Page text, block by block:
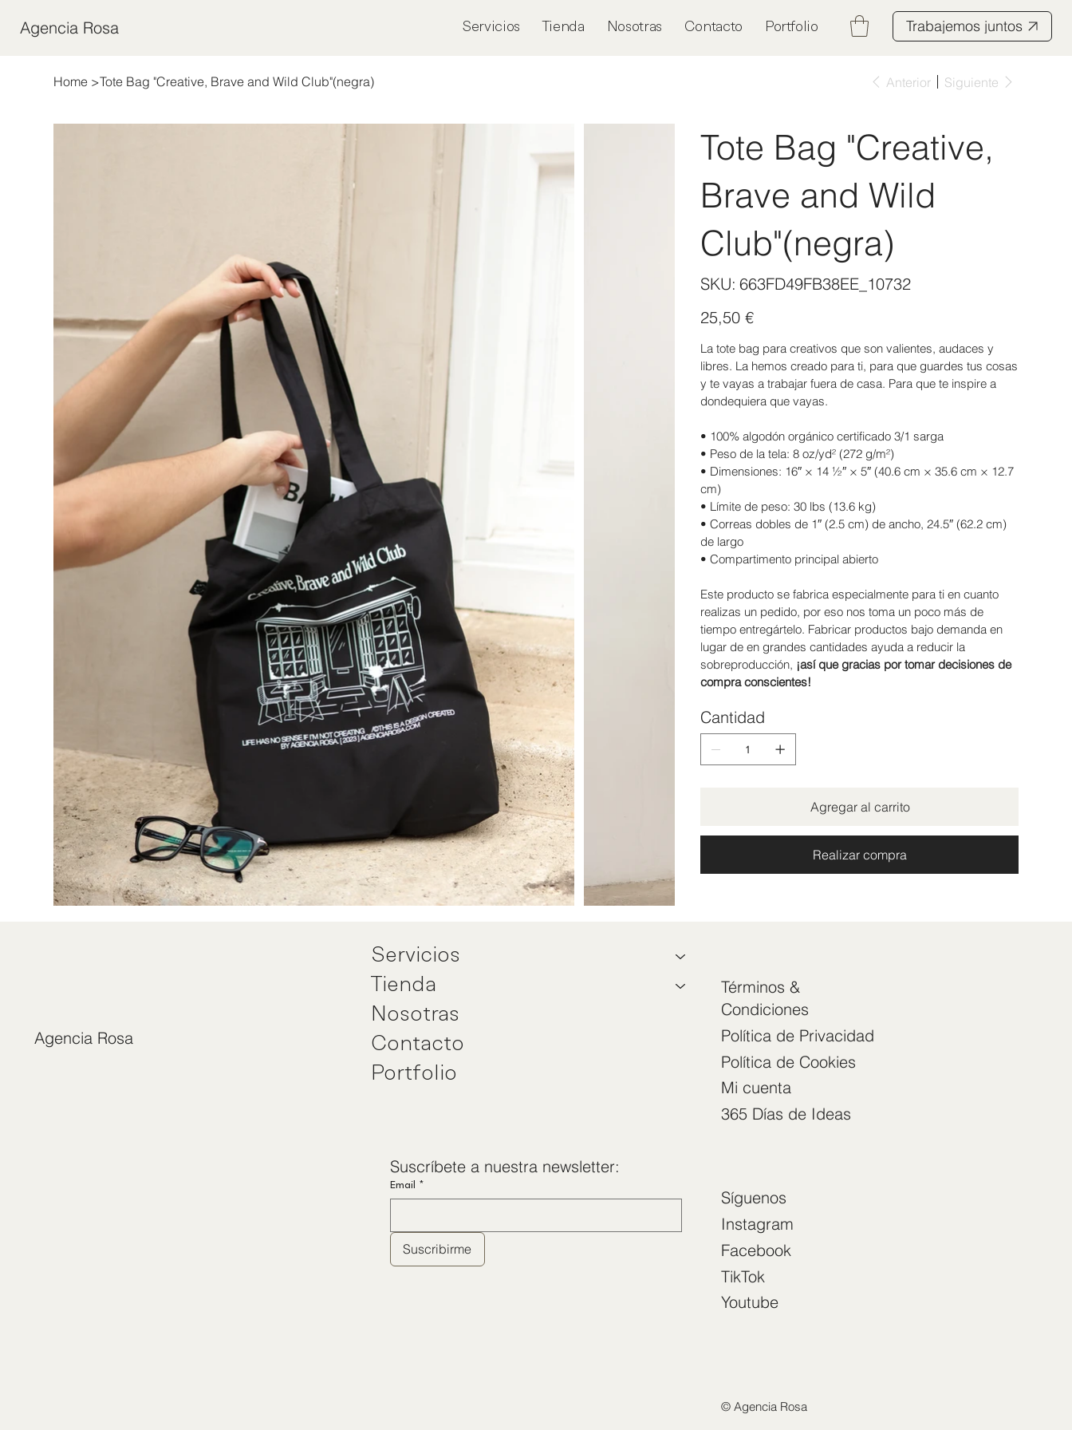
Agencia Rosa Servicios Tienda Nosotras Contacto Portfolio Trabajemos juntos
Home >Tote Bag "Creative, Brave and Wild Club"(negra) Anterior Siguiente
Tote Bag "Creative,
Brave and Wild
Club"(negra)
SKU:
SKU
663FD49FB38EE_10732
663FD49FB38EE_10732
25,50 €
La tote bag para creativos que son valientes, audaces y
libres. La hemos creado para ti, para que guardes tus cosas
y te vayas a trabajar fuera de casa. Para que te inspire a
dondequiera que vayas.
• 100% algodón orgánico certificado 3/1 sarga
• Peso de la tela: 8 oz/yd² (272 g/m²)
• Dimensiones: 16″ × 14 ½″ × 5″ (40.6 cm × 35.6 cm × 12.7
cm)
• Límite de peso: 30 lbs (13.6 kg)
• Correas dobles de 1″ (2.5 cm) de ancho, 24.5″ (62.2 cm)
de largo
• Compartimento principal abierto
Este producto se fabrica especialmente para ti en cuanto
realizas un pedido, por eso nos toma un poco más de
tiempo entregártelo. Fabricar productos bajo demanda en
lugar de en grandes cantidades ayuda a reducir la
sobreproducción, ¡así que gracias por tomar decisiones de
compra conscientes!
Cantidad
Agregar al carrito
Realizar compra
Términos &
Condiciones
Política de Privacidad
Política de Cookies
Mi cuenta
365 Días de Ideas
Síguenos
Instagram
Facebook
TikTok
Youtube
© Agencia Rosa
Agencia Rosa
Suscríbete a nuestra newsletter:
Email *
Suscribirme
Servicios
Tienda
Nosotras
Contacto
Portfolio